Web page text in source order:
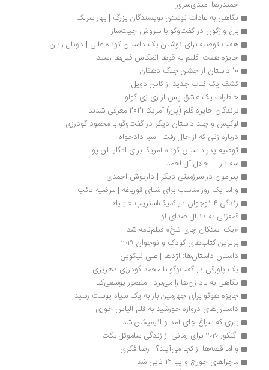
حمیدرضا امیدی‌سرور
نگاهی به عادات نوشتن نویسندگان بزرگ | بهار سرلک
باغ واژگون در گفت‌وگو با سروش چیت‌ساز
هفت توصیه برای نوشتن یک داستان کوتاه عالی | دونال رایان
جایزه هفت اقلیم به قوها انعکاس فیل‌ها رسید
کشف یک کتاب جدید از کانن دویل
خاطرات یک عاشق پس از زی زی گولو
برندگان جایزه قلم (پن) آمریکا 2021 معرفی شدند
لوکیس و چند داستان دیگر در گفت‌وگو با محمود گودرزی
درباره زنی که از حال رفت | سبا دادخواه
توصیه پدر داستان کوتاه آمریکا برای ادگار آلن پو
سه تار  |  جلال آل احمد
پیرامون در سرزمینی دیگر | داریوش احمدی
و اما یک روز مناسب برای شنای قورباغه | مرضیه تائب
زندگی ۴ نوجوان در کمیک‌استریپ «ایلیا»
قمه‌زنی به دنبال صدای او
«یک استکان چای ‌تلخ» فیلم‌نامه شد
برترین کتاب‌های کودک و نوجوان ۲۰۱۹
داستان داستان‌ها: اژدها | علی نیکویی
یک پاورقی در گفت‌وگو با محمد گودرزی دهریزی
نگاهی به باد زن‌ها را می‌برد | منصور یوسفی‌کیا
جایزه هوگو برای چهارمین بار به یک سیاه پوست رسید
داستان‌های دروازه خورشید به قلم الیاس خوری
ببری که سراغ چای آمد و انیمیشن شد
گنکور ۲۰۲۰ برای رمانی از زندگی ساموئل بکت
و اما قصه‌ها از کجا می‌آیند؟ | رضا فکری
ماجراهای جورج و پپا 12 تایی شد